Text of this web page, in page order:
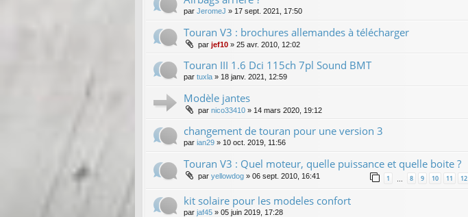
par JeromeJ » 17 sept. 2021, 17:50
Touran V3 : brochures allemandes à télécharger
par jef10 » 25 avr. 2010, 12:02
Touran III 1.6 Dci 115ch 7pl Sound BMT
par tuxla » 18 janv. 2021, 12:59
Modèle jantes
par nico33410 » 14 mars 2020, 19:12
changement de touran pour une version 3
par ian29 » 10 oct. 2019, 11:56
Touran V3 : Quel moteur, quelle puissance et quelle boite ?
par yellowdog » 06 sept. 2010, 16:41 1 8 9 10 11 12
kit solaire pour les modeles confort
par jaf45 » 05 juin 2019, 17:28